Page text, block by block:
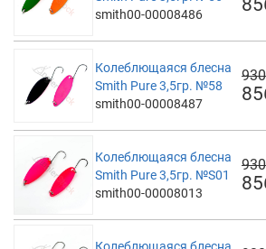
smith00-00008486
Колеблющаяся блесна
Smith Pure 3,5гр. №58
smith00-00008487
Колеблющаяся блесна
Smith Pure 3,5гр. №S01
smith00-00008013